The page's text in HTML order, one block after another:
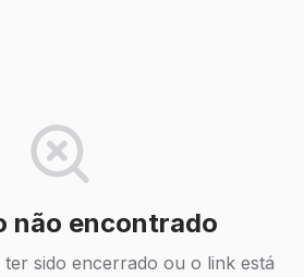
não encontrado
ter sido encerrado ou o link está